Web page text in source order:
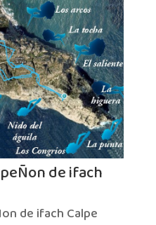
de ifach
de ifach Calpe